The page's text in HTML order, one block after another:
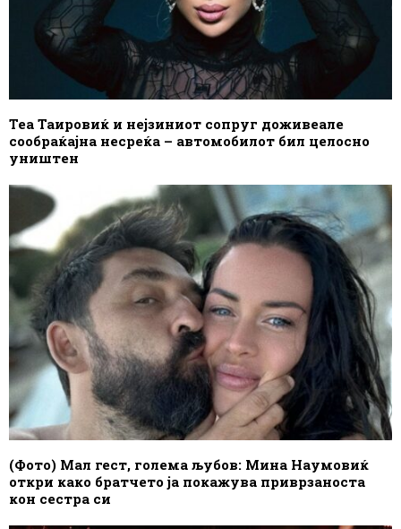
Теа Таировиќ и нејзиниот сопруг доживеале
сообраќајна несреќа – автомобилот бил целосно
уништен
(Фото) Мал гест, голема љубов: Мина Наумовиќ
откри како братчето ја покажува приврзаноста
кон сестра си